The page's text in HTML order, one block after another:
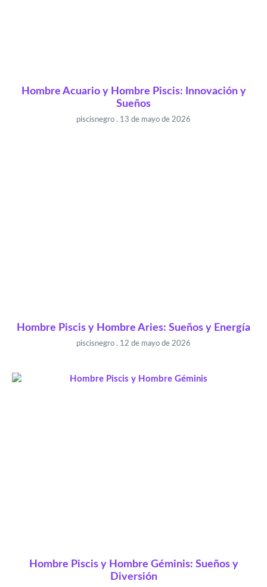
Hombre Acuario y Hombre Piscis: Innovación y
Sueños
piscisnegro 13 de mayo de 2026
Hombre Piscis y Hombre Aries: Sueños y Energía
piscisnegro 12 de mayo de 2026
Hombre Piscis y Hombre Géminis: Sueños y
Diversión